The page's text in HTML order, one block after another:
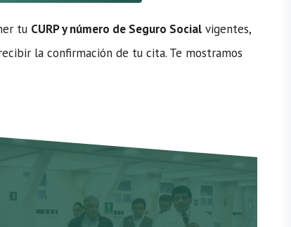
tu CURP y número de Seguro Social vigentes,
la confirmación de tu cita. Te mostramos